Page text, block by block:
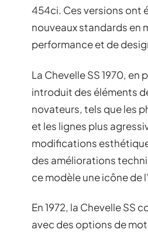
454ci. Ces versions ont
nouveaux standards en
performance et de
La Chevelle SS 1970, en
introduit des éléments
novateurs, tels que les
et les lignes plus
modifications
des améliorations
ce modèle une icône de
En 1972, la Chevelle SS
avec des options de